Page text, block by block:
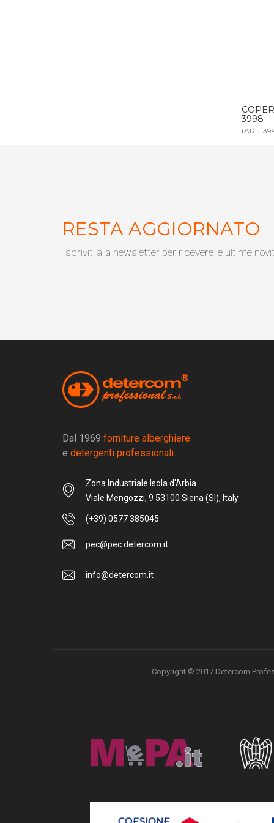
COPERCHIO BICCHIERE per articolo
RESTA AGGIORNATO
Iscriviti alla newsletter per ricevere le ultime
Dal 1969 forniture alberghiere
e detergenti professionali
Zona Industriale Isola d'Arbia.
Viale Mengozzi, 9 53100 Siena (SI), Italy
(+39) 0577 385045
pec@pec.detercom.it
info@detercom.it
Copyright © 2017 Detercom